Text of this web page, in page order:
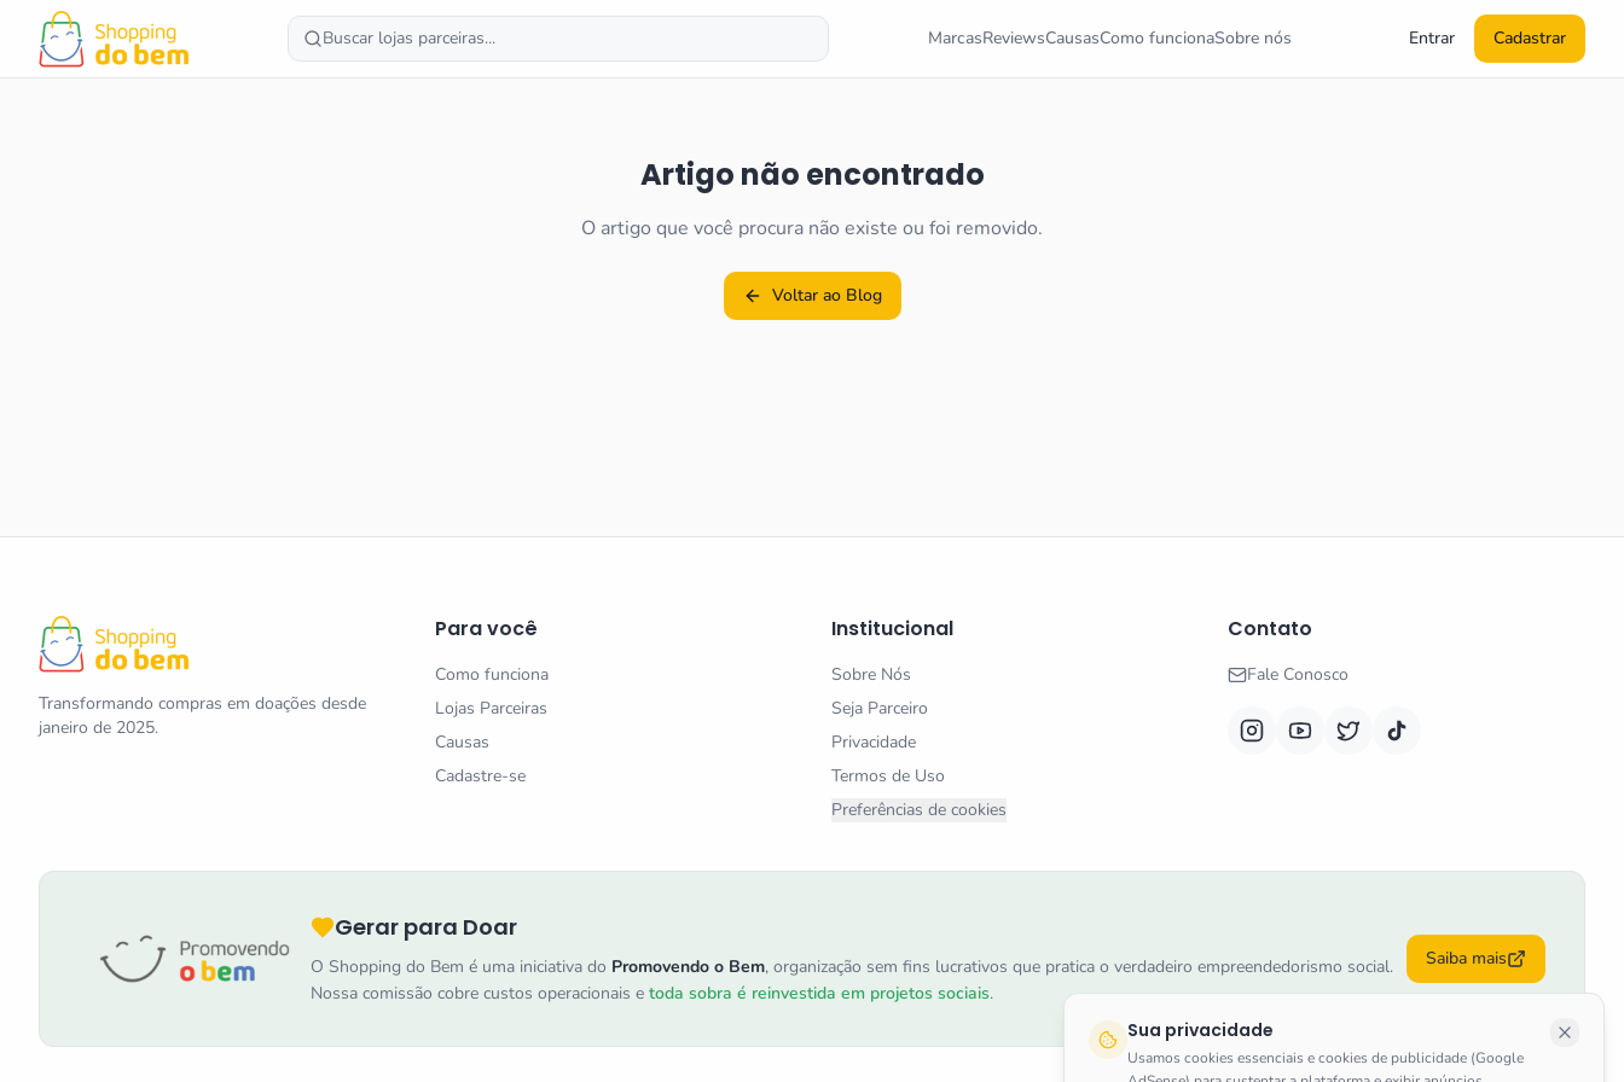
Sua privacidade
Usamos cookies essenciais e cookies de publicidade (Google
Buscar lojas parceiras... MarcasReviewsCausasComo funcionaSobre nós Entrar Cadastrar
Artigo não encontrado
O artigo que você procura não existe ou foi removido.
Voltar ao Blog
Transformando compras em doações desde
janeiro de 2025.
Para você
Como funciona
Lojas Parceiras
Causas
Cadastre-se
Institucional
Sobre Nós
Seja Parceiro
Privacidade
Termos de Uso
Preferências de cookies
Contato
Fale Conosco
Gerar para Doar
O Shopping do Bem é uma iniciativa do Promovendo o Bem, organização sem fins lucrativos que pratica o verdadeiro empreendedorismo social.
Nossa comissão cobre custos operacionais e toda sobra é reinvestida em projetos sociais.
Saiba mais